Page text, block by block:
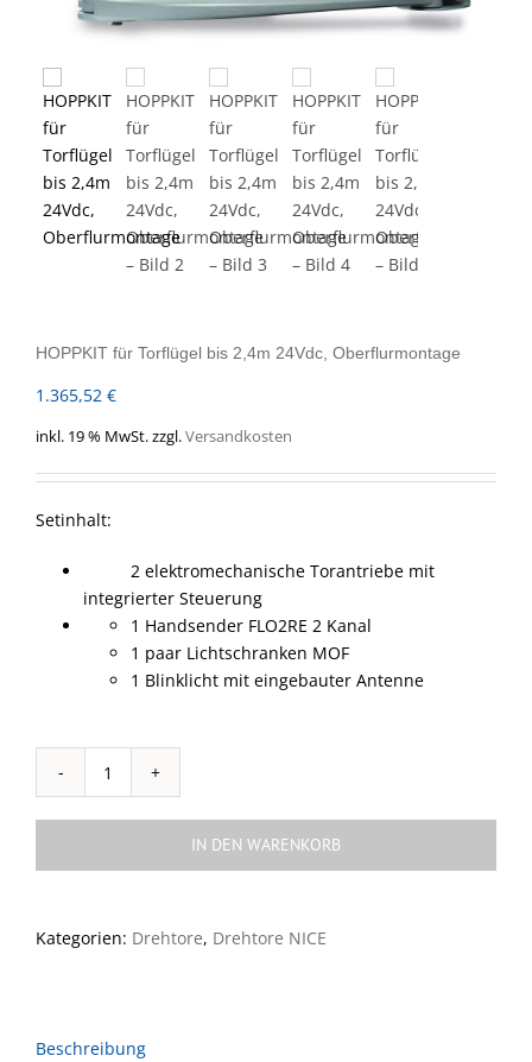
HOPPKIT für Torflügel bis 2,4m 24Vdc, Oberflurmontage
1.365,52 €
inkl. 19 % MwSt.zzgl.Versandkosten
Setinhalt:
2 elektromechanische Torantriebe mit
integrierter Steuerung
1 Handsender FLO2RE 2 Kanal
1 paar Lichtschranken MOF
1 Blinklicht mit eingebauter Antenne
HOPPKIT
bis
Oberflurmontage
IN DEN WARENKORB
Kategorien: Drehtore, Drehtore NICE
Beschreibung